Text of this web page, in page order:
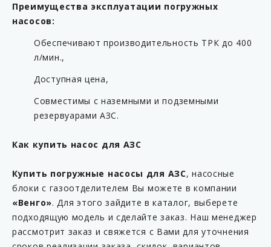
Преимущества эксплуатации погружных
насосов:
Обеспечивают производительность ТРК до 400
л/мин.,
Доступная цена,
Совместимы с наземными и подземными
резервуарами АЗС.
Как купить насос для АЗС
Купить погружные насосы для АЗС, насосные
блоки с газоотделителем Вы можете в компании
«Венго». Для этого зайдите в каталог, выберете
подходящую модель и сделайте заказ. Наш менеджер
рассмотрит заказ и свяжется с Вами для уточнения